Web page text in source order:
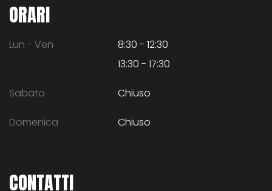
ORARI
Lun - Ven
8:30 - 12:30
13:30 - 17:30
Sabato Chiuso
Domenica Chiuso
CONTATTI